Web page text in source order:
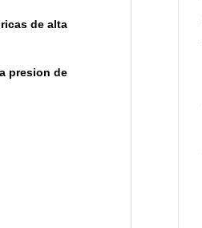
de alta
presion de